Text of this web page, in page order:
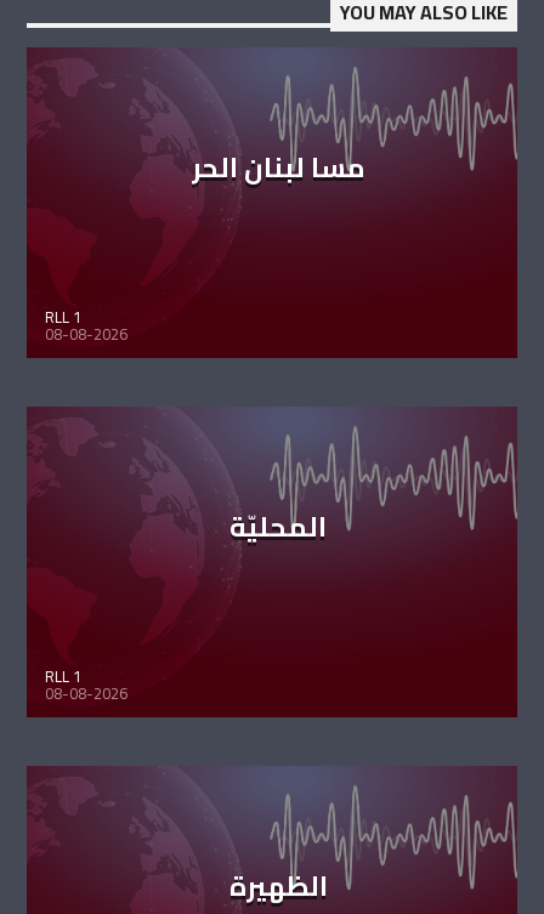
YOU MAY ALSO LIKE
مسا لبنان الحر
RLL 1
08-08-2026
المحليّة
RLL 1
08-08-2026
الظهيرة